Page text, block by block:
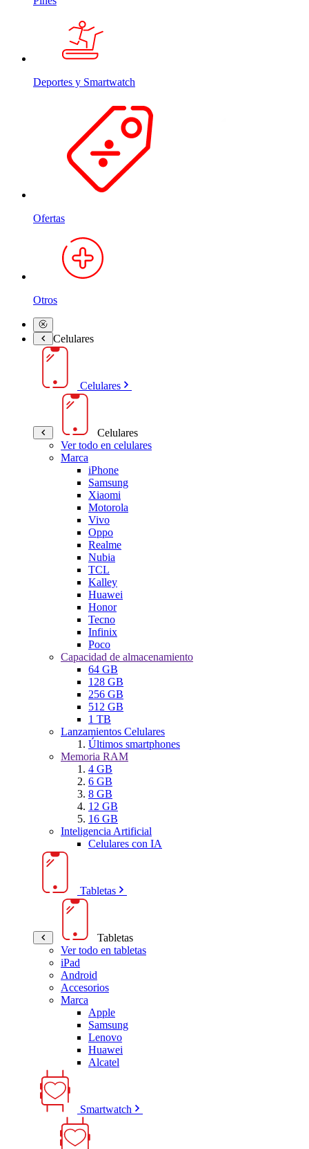
Deportes y Smartwatch
Ofertas
Otros
Celulares
Celulares
Celulares
Ver todo en celulares
Marca
iPhone
Samsung
Xiaomi
Motorola
Vivo
Oppo
Realme
Nubia
TCL
Kalley
Huawei
Honor
Tecno
Infinix
Poco
Capacidad de almacenamiento
64 GB
128 GB
256 GB
512 GB
1 TB
Lanzamientos Celulares
Últimos smartphones
Memoria RAM
4 GB
6 GB
8 GB
12 GB
16 GB
Inteligencia Artificial
Celulares con IA
Tabletas
Tabletas
Ver todo en tabletas
iPad
Android
Accesorios
Marca
Apple
Samsung
Lenovo
Huawei
Alcatel
Smartwatch